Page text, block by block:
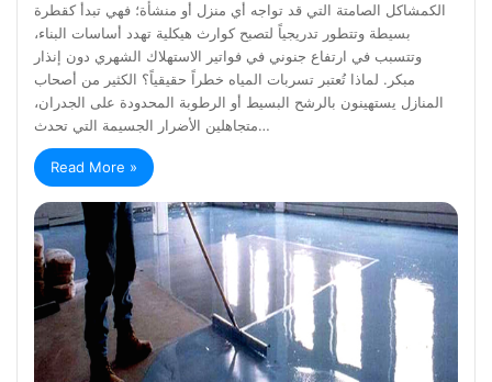
الكمشاكل الصامتة التي قد تواجه أي منزل أو منشأة؛ فهي تبدأ كقطرة
بسيطة وتتطور تدريجياً لتصبح كوارث هيكلية تهدد أساسات البناء،
وتتسبب في ارتفاع جنوني في فواتير الاستهلاك الشهري دون إنذار
مبكر. لماذا تُعتبر تسربات المياه خطراً حقيقياً؟ الكثير من أصحاب
المنازل يستهينون بالرشح البسيط أو الرطوبة المحدودة على الجدران،
متجاهلين الأضرار الجسيمة التي تحدث…
Read More »